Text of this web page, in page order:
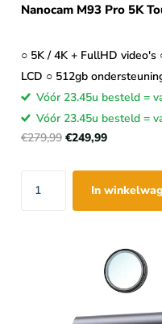
Nanocam M93 Pro 5K
○ 5K / 4K + FullHD video's
LCD ○ 512gb
Vóór 23.45u besteld =
Vóór 23.45u besteld =
€279,99 €249,99
In